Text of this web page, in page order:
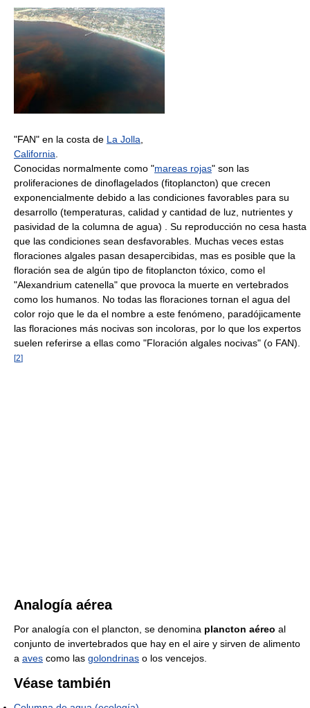
"FAN" en la costa de La Jolla,
California.
Conocidas normalmente como "mareas rojas" son las
proliferaciones de dinoflagelados (fitoplancton) que crecen
exponencialmente debido a las condiciones favorables para su
desarrollo (temperaturas, calidad y cantidad de luz, nutrientes y
pasividad de la columna de agua) . Su reproducción no cesa hasta
que las condiciones sean desfavorables. Muchas veces estas
floraciones algales pasan desapercibidas, mas es posible que la
floración sea de algún tipo de fitoplancton tóxico, como el
"Alexandrium catenella" que provoca la muerte en vertebrados
como los humanos. No todas las floraciones tornan el agua del
color rojo que le da el nombre a este fenómeno, paradójicamente
las floraciones más nocivas son incoloras, por lo que los expertos
suelen referirse a ellas como "Floración algales nocivas" (o FAN).
[2]
Analogía aérea
Por analogía con el plancton, se denomina plancton aéreo al
conjunto de invertebrados que hay en el aire y sirven de alimento
a aves como las golondrinas o los vencejos.
Véase también